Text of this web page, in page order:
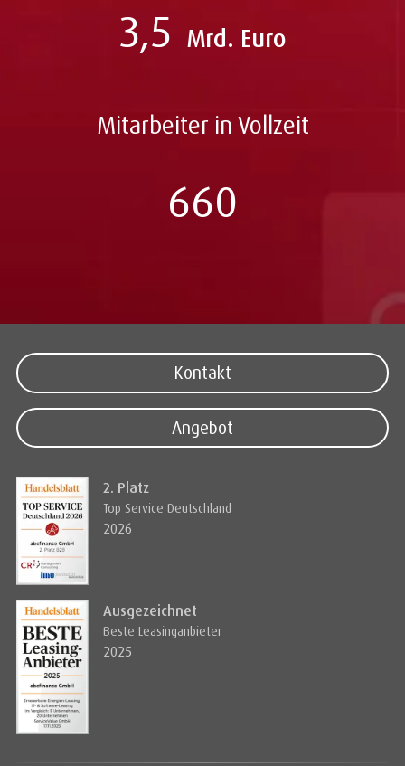
3,5 Mrd. Euro
Mitarbeiter in Vollzeit
660
Kontakt
Angebot
2. Platz
Top Service Deutschland
2026
Ausgezeichnet
Beste Leasinganbieter
2025